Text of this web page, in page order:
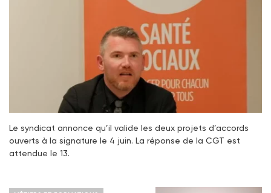
Le syndicat annonce qu’il valide les deux projets d’accords
ouverts à la signature le 4 juin. La réponse de la CGT est
attendue le 13.